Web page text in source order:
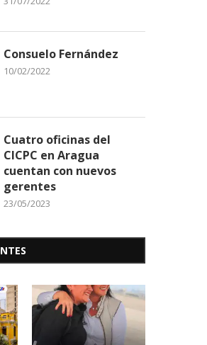
Consuelo Fernández
10/02/2022
Cuatro oficinas del
CICPC en Aragua
cuentan con nuevos
gerentes
23/05/2023